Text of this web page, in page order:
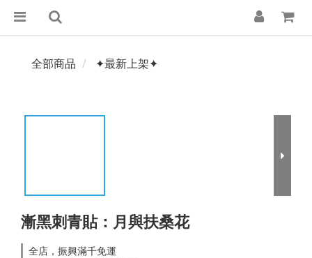
全部商品 ✦最新上架✦
漸黑刺青貼：月與扶桑花
全店，振興滿千免運